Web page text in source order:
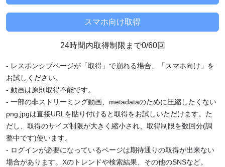
24時間内取得制限まで0/60回
- レスポンシブページが「取得」で崩れる場合、「スマホ向け」を
お試しください。
- 動画は原則取得不能です。
- 一部の非ストリーミング動画、metadataのために圧縮したくない
png,jpgは直接URLを貼り付けると取得をお試しいただけます。た
だし、取得のサイズ制限が大きく縮小され、取得制限を数回分(調
整中です)使います。
- ログインが必要になっているページは期待通りの取得が出来ない
場合があります。Xのトレンドや検索結果、その他のSNSなど。